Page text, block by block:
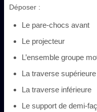
Déposer :
Le pare-chocs avant
Le projecteur
L’ensemble groupe
La traverse supérieure
La traverse inférieure
Le support de demi-